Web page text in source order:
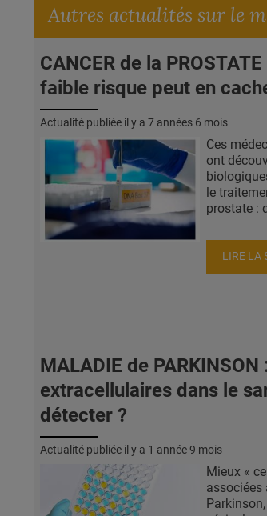
Autres actualités sur le
CANCER de la
faible risque peut en
Actualité publiée il y a 7 années 6 mois
Ces
ont
le
prostate :
LIRE LA
MALADIE de
extracellulaires dans le
détecter ?
Actualité publiée il y a 1 année 9 mois
Mieux «
associées